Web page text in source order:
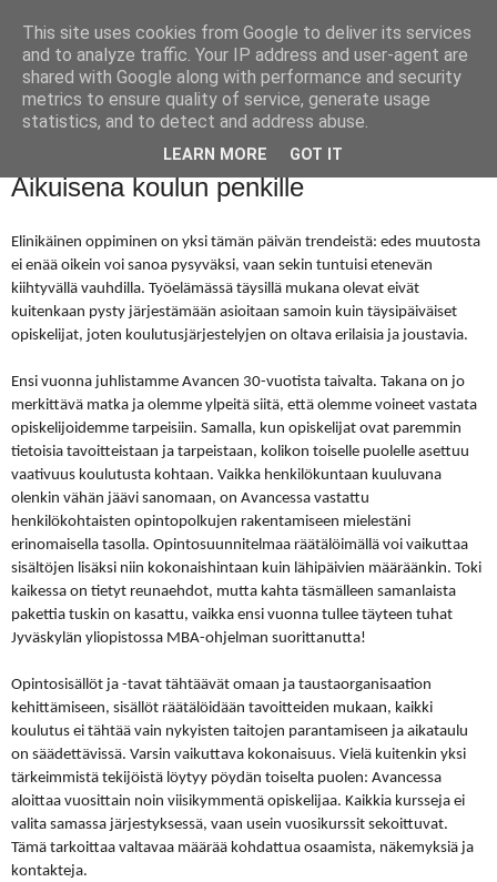
Aikuisena koulun penkille
Elinikäinen oppiminen on yksi tämän päivän trendeistä: edes muutosta
ei enää oikein voi sanoa pysyväksi, vaan sekin tuntuisi etenevän
kiihtyvällä vauhdilla. Työelämässä täysillä mukana olevat eivät
kuitenkaan pysty järjestämään asioitaan samoin kuin täysipäiväiset
opiskelijat, joten koulutusjärjestelyjen on oltava erilaisia ja joustavia.
Ensi vuonna juhlistamme Avancen 30-vuotista taivalta. Takana on jo
merkittävä matka ja olemme ylpeitä siitä, että olemme voineet vastata
opiskelijoidemme tarpeisiin. Samalla, kun opiskelijat ovat paremmin
tietoisia tavoitteistaan ja tarpeistaan, kolikon toiselle puolelle asettuu
vaativuus koulutusta kohtaan. Vaikka henkilökuntaan kuuluvana
olenkin vähän jäävi sanomaan, on Avancessa vastattu
henkilökohtaisten opintopolkujen rakentamiseen mielestäni
erinomaisella tasolla. Opintosuunnitelmaa räätälöimällä voi vaikuttaa
sisältöjen lisäksi niin kokonaishintaan kuin lähipäivien määräänkin. Toki
kaikessa on tietyt reunaehdot, mutta kahta täsmälleen samanlaista
pakettia tuskin on kasattu, vaikka ensi vuonna tullee täyteen tuhat
Jyväskylän yliopistossa MBA-ohjelman suorittanutta!
Opintosisällöt ja -tavat tähtäävät omaan ja taustaorganisaation
kehittämiseen, sisällöt räätälöidään tavoitteiden mukaan, kaikki
koulutus ei tähtää vain nykyisten taitojen parantamiseen ja aikataulu
on säädettävissä. Varsin vaikuttava kokonaisuus. Vielä kuitenkin yksi
tärkeimmistä tekijöistä löytyy pöydän toiselta puolen: Avancessa
aloittaa vuosittain noin viisikymmentä opiskelijaa. Kaikkia kursseja ei
valita samassa järjestyksessä, vaan usein vuosikurssit sekoittuvat.
Tämä tarkoittaa valtavaa määrää kohdattua osaamista, näkemyksiä ja
kontakteja.
This site uses cookies from Google to deliver its services
and to analyze traffic. Your IP address and user-agent are
shared with Google along with performance and security
metrics to ensure quality of service, generate usage
statistics, and to detect and address abuse.
LEARN MORE GOT IT